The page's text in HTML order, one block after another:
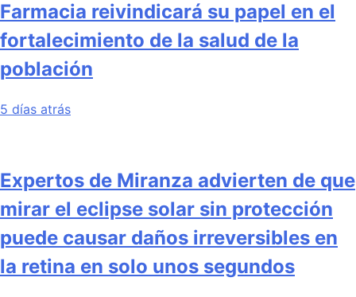
Farmacia reivindicará su papel en el
fortalecimiento de la salud de la
población
5 días atrás
Expertos de Miranza advierten de que
mirar el eclipse solar sin protección
puede causar daños irreversibles en
la retina en solo unos segundos